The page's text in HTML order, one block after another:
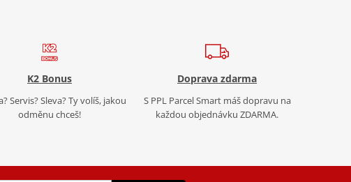
K2 Bonus
Servis? Sleva? Ty volíš, jakou
odměnu chceš!
Doprava zdarma
S PPL Parcel Smart máš dopravu na
každou objednávku ZDARMA.